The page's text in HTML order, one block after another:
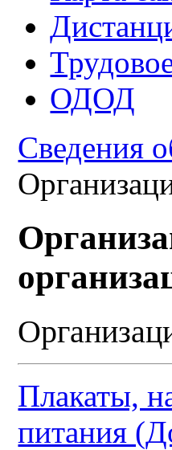
ОДОД
Сведения
Плакаты,
питания